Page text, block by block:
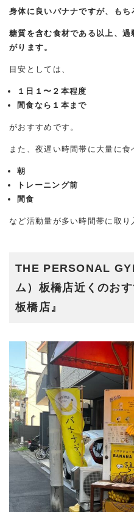
身体に良いバナナですが、もち
糖質を含む食材である以上、
がります。
目安としては、
１日１〜２本程度
間食なら１本まで
がおすすめです。
また、夜遅い時間帯に大量に食
朝
トレーニング前
間食
など活動量が多い時間帯に取り
THE PERSONAL
ム）板橋店近くのお
板橋店』